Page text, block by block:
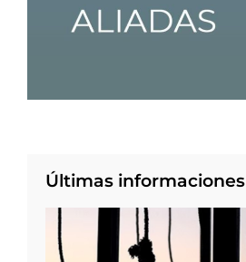
Últimas informaciones